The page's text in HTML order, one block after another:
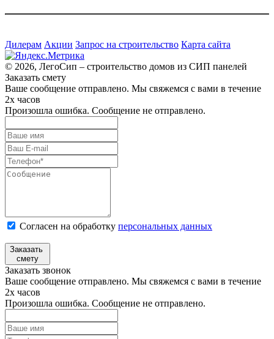
Дилерам Акции Запрос на строительство Карта сайта
© 2026, ЛегоСип – строительство домов из СИП панелей
Заказать смету
Ваше сообщение отправлено. Мы свяжемся с вами в течение
2х часов
Произошла ошибка. Сообщение не отправлено.
Согласен на обработку персональных данных
Заказать
смету
Заказать звонок
Ваше сообщение отправлено. Мы свяжемся с вами в течение
2х часов
Произошла ошибка. Сообщение не отправлено.